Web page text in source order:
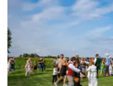
Lauko laiptų danga turi
patraukli, bet ir
būdu nepraleiskite šio
užtikrinti padės
pat įsitikinkite, kad jos
sąlygų, tvirtos ir